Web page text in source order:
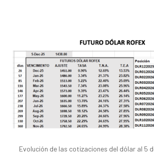
Evolución de las cotizaciones del dólar al 5